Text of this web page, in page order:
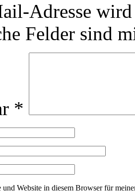
Adresse
Felder sind
*
Website in diesem Browser für